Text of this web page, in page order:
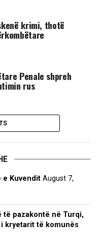
krimi, thotë
Penale shpreh
rus
e Kuvendit August 7,
të pazakontë në Turqi,
kryetarit të komunës